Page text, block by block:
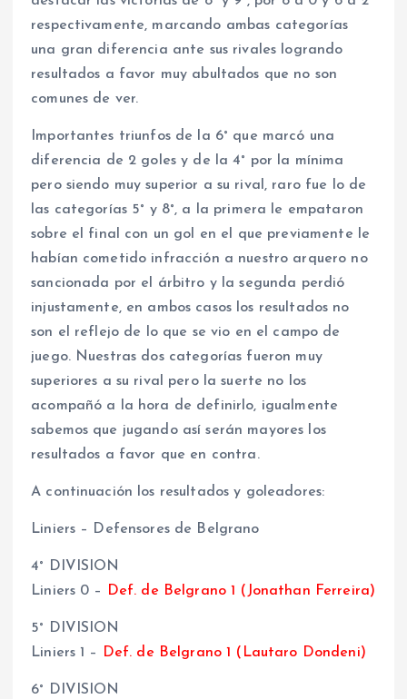
respectivamente, marcando ambas categorías
una gran diferencia ante sus rivales logrando
resultados a favor muy abultados que no son
comunes de ver.
Importantes triunfos de la 6° que marcó una
diferencia de 2 goles y de la 4° por la mínima
pero siendo muy superior a su rival, raro fue lo de
las categorías 5° y 8°, a la primera le empataron
sobre el final con un gol en el que previamente le
habían cometido infracción a nuestro arquero no
sancionada por el árbitro y la segunda perdió
injustamente, en ambos casos los resultados no
son el reflejo de lo que se vio en el campo de
juego. Nuestras dos categorías fueron muy
superiores a su rival pero la suerte no los
acompañó a la hora de definirlo, igualmente
sabemos que jugando así serán mayores los
resultados a favor que en contra.
A continuación los resultados y goleadores:
Liniers – Defensores de Belgrano
4° DIVISION
Liniers 0 –
Def. de Belgrano 1 (Jonathan Ferreira)
5° DIVISION
Liniers 1 –
Def. de Belgrano 1 (Lautaro Dondeni)
6° DIVISION